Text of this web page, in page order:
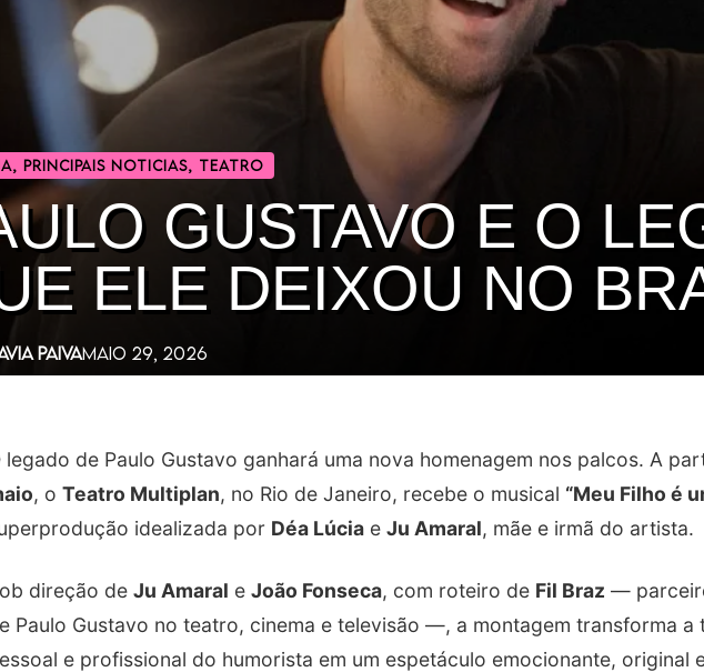
, PRINCIPAIS NOTICIAS, TEATRO
GUSTAVO E O
ELE DEIXOU NO
PAIVAMAIO 29, 2026
legado de Paulo Gustavo ganhará uma nova homenagem nos palcos. A
, o Teatro Multiplan, no Rio de Janeiro, recebe o musical “Meu Filho é
idealizada por Déa Lúcia e Ju Amaral, mãe e irmã do artista.
direção de Ju Amaral e João Fonseca, com roteiro de Fil Braz —
Paulo Gustavo no teatro, cinema e televisão —, a montagem transforma a
e profissional do humorista em um espetáculo emocionante, original